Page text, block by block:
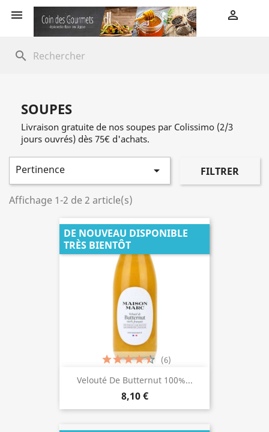
 
search
SOUPES
Livraison gratuite de nos soupes par Colissimo (2/3
jours ouvrés) dès 75€ d'achats.
Pertinence  FILTRER
Affichage 1-2 de 2 article(s)
Velouté De Butternut 100%...
8,10 €
(6)
DE NOUVEAU DISPONIBLE
TRÈS BIENTÔT